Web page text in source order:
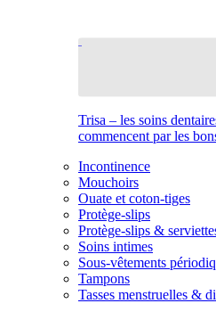
Trisa – les soins
commencent par les
Incontinence
Mouchoirs
Ouate et coton-tiges
Protège-slips
Protège-slips &
Soins intimes
Sous-vêtements
Tampons
Tasses menstruelles &